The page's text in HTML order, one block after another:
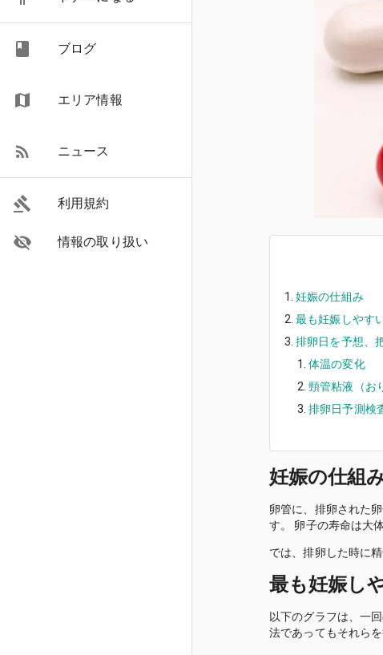
ブログ
エリア情報
ニュース
利用規約
情報の取り扱い
妊娠の仕組み
最も妊娠しやす
排卵日を予想、
体温の変化
頸管粘液（お
排卵日予測検
妊娠の仕組
卵管に、排卵された
す。 卵子の寿命は大
では、排卵した時に
最も妊娠し
以下のグラフは、一
法であってもそれら